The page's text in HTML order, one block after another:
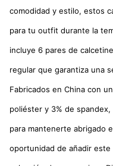
comodidad y estilo, estos
para tu outfit durante la
incluye 6 pares de
regular que garantiza una
Fabricados en China con
poliéster y 3% de
para mantenerte abrigado
oportunidad de añadir